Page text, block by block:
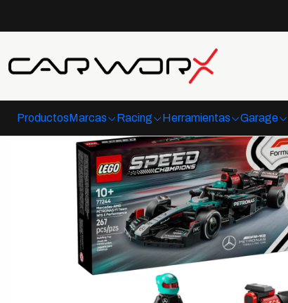
ProductosMarcas Racing Herramientas Garage